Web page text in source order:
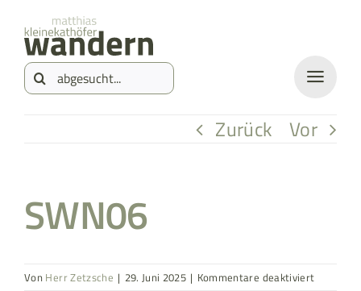
springen
Inhalt
springen
Suche
Zurück Vor
SWN06
Von Herr Zetzsche | 29. Juni 2025 | Kommentare deaktiviertfür